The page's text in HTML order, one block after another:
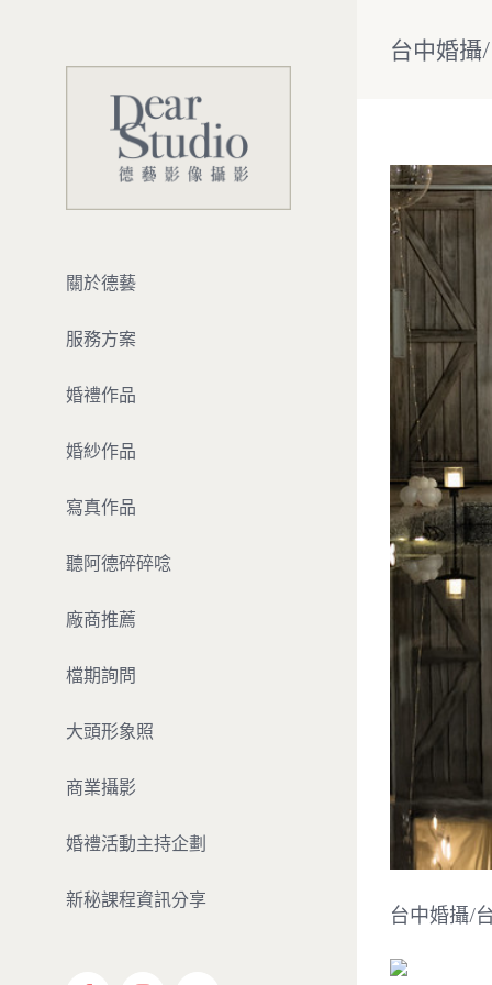
關於德藝
服務方案
婚禮作品
婚紗作品
寫真作品
聽阿德碎碎唸
廠商推薦
檔期詢問
大頭形象照
商業攝影
婚禮活動主持企劃
新秘課程資訊分享
台中婚攝
View
Larger
Image
台中婚攝/